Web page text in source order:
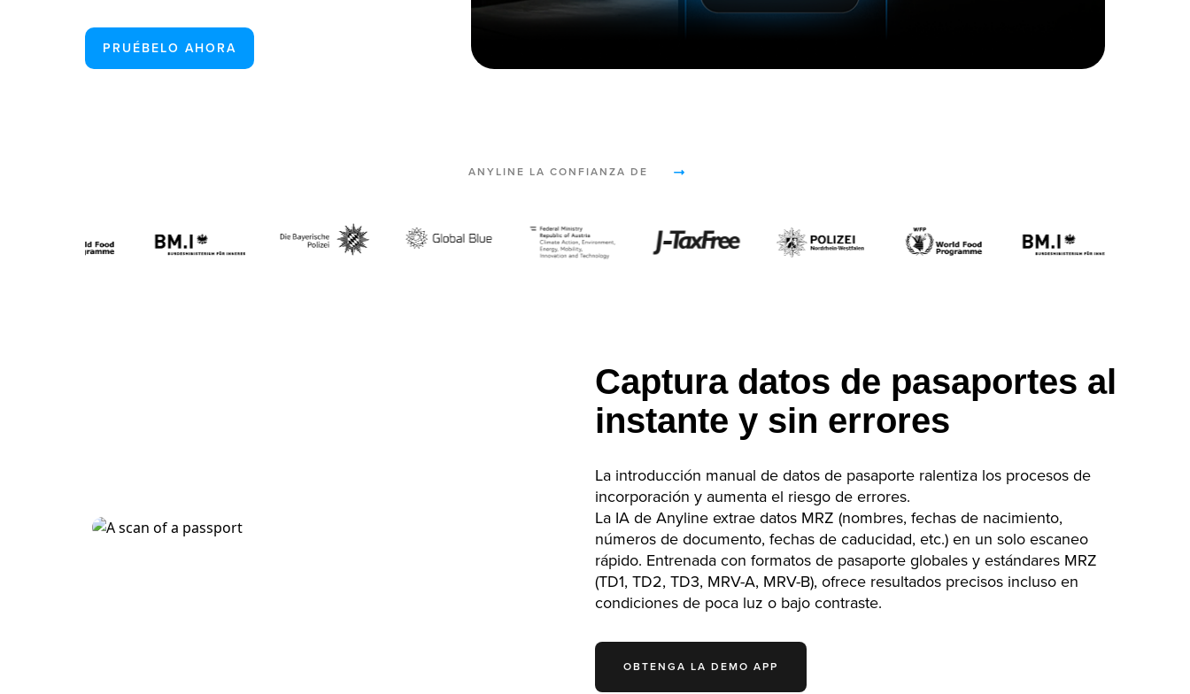
PRUÉBELO AHORA
ANYLINE LA CONFIANZA DE
Captura datos de pasaportes al
instante y sin errores
La introducción manual de datos de pasaporte ralentiza los procesos de
incorporación y aumenta el riesgo de errores.
La IA de Anyline extrae datos MRZ (nombres, fechas de nacimiento,
números de documento, fechas de caducidad, etc.) en un solo escaneo
rápido. Entrenada con formatos de pasaporte globales y estándares MRZ
(TD1, TD2, TD3, MRV-A, MRV-B), ofrece resultados precisos incluso en
condiciones de poca luz o bajo contraste.
OBTENGA LA DEMO APP